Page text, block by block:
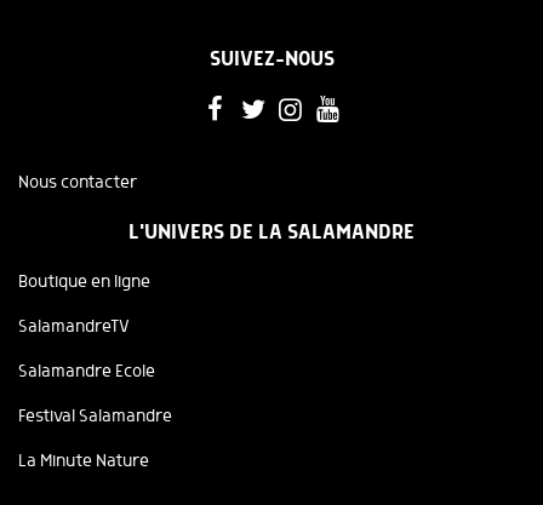
SUIVEZ-NOUS
Nous contacter
L'UNIVERS DE LA SALAMANDRE
Boutique en ligne
SalamandreTV
Salamandre Ecole
Festival Salamandre
La Minute Nature